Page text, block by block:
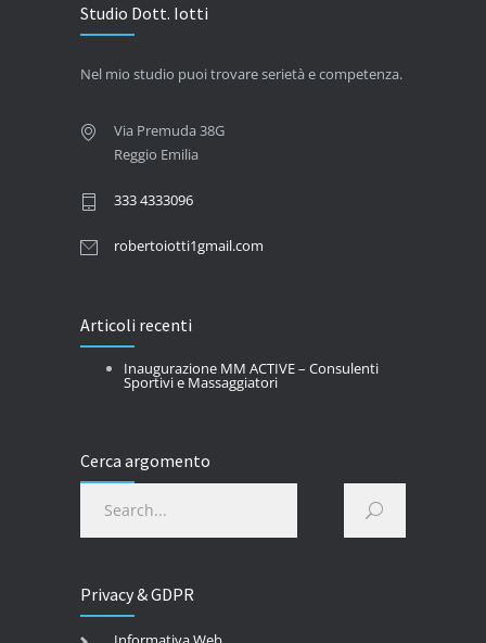
Studio Dott. Iotti
Nel mio studio puoi trovare serietà e competenza.
Via Premuda 38G
Reggio Emilia
333 4333096
robertoiotti1gmail.com
Articoli recenti
Inaugurazione MM ACTIVE – Consulenti
Sportivi e Massaggiatori
Cerca argomento
Privacy & GDPR